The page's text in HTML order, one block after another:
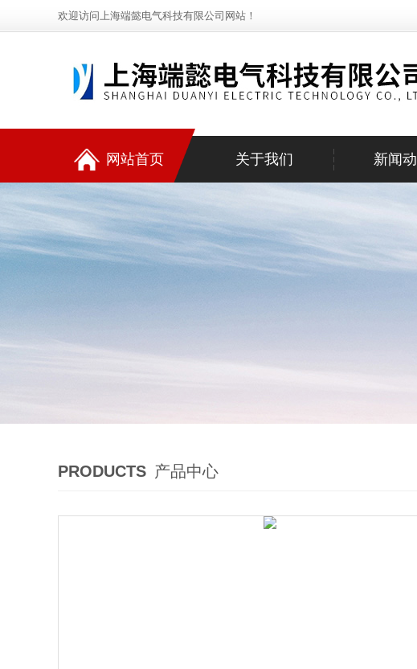
欢迎访问上海端懿电气科技有限公司网站！
网站首页 关于我们 新闻
PRODUCTS 产品中心